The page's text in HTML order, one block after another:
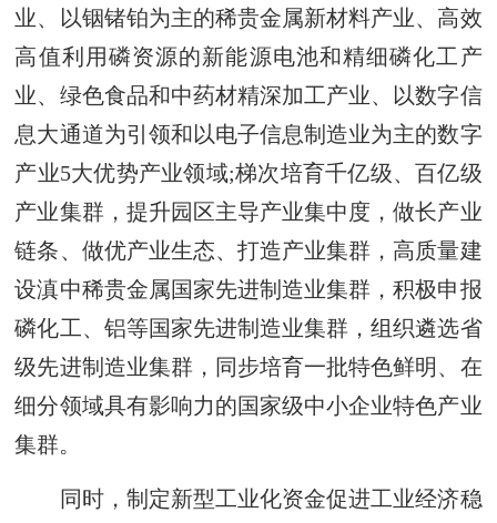
业、以铟锗铂为主的稀贵金属新材料产业、高效
高值利用磷资源的新能源电池和精细磷化工产
业、绿色食品和中药材精深加工产业、以数字信
息大通道为引领和以电子信息制造业为主的数字
产业5大优势产业领域;梯次培育千亿级、百亿级
产业集群，提升园区主导产业集中度，做长产业
链条、做优产业生态、打造产业集群，高质量建
设滇中稀贵金属国家先进制造业集群，积极申报
磷化工、铝等国家先进制造业集群，组织遴选省
级先进制造业集群，同步培育一批特色鲜明、在
细分领域具有影响力的国家级中小企业特色产业
集群。
同时，制定新型工业化资金促进工业经济稳